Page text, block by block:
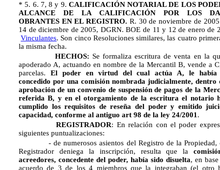
* 5. 6. 7, 8 y 9. CALIFICACIÓN NOTARIAL DE LOS
ALCANCE DE LA CALIFICACIÓN POR LOS
OBRANTES EN EL REGISTRO. R. 30 de noviembre de
14 de diciembre de 2005, DGRN. BOE de 11 y 12 de enero de
Vinculantes. Son cinco Resoluciones similares, las cuatro
la misma fecha.
HECHOS: Se formaliza escritura de venta en la
apoderado A, actuando en nombre de la Mercantil B, vende a
parcelas. El poder en virtud del cual actúa A, le había
concedido por una comisión nombrada judicialmente, dentro
aprobación de un convenio de suspensión de pagos dela
referida B, y en el otorgamiento de la escritura el notario
cumplido los requisitos de reseña del poder y emitido
capacidad, conforme al antiguo art 98 de la ley 24/2001.
REGISTRADOR: En relación con el poder
siguientes puntualizaciones:
- de numerosos asientos del Registro de la Propiedad,
Registrador deniega la inscripción, resulta que la
acreedores, concedente del poder, había sido disuelta, en
acuerdo de 3 de los 4 miembros que la integraban (el otro